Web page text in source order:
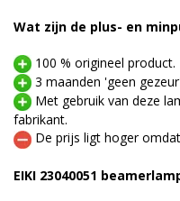
Wat zijn de plus- en
100 % origineel product.
3 maanden 'geen
Met gebruik van deze
fabrikant.
De prijs ligt hoger
EIKI 23040051